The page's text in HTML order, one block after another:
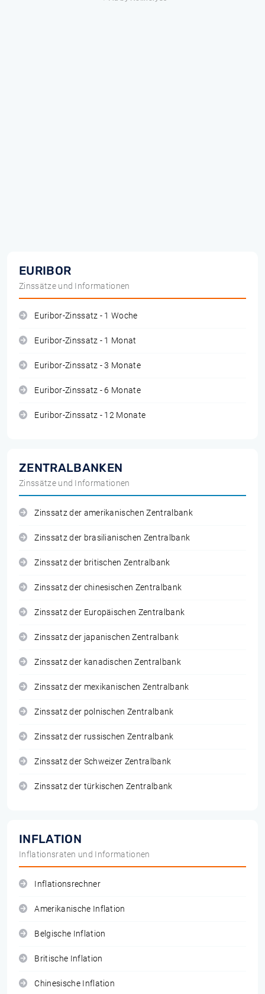
EURIBOR
Zinssätze und Informationen
Euribor-Zinssatz - 1 Woche
Euribor-Zinssatz - 1 Monat
Euribor-Zinssatz - 3 Monate
Euribor-Zinssatz - 6 Monate
Euribor-Zinssatz - 12 Monate
ZENTRALBANKEN
Zinssätze und Informationen
Zinssatz der amerikanischen Zentralbank
Zinssatz der brasilianischen Zentralbank
Zinssatz der britischen Zentralbank
Zinssatz der chinesischen Zentralbank
Zinssatz der Europäischen Zentralbank
Zinssatz der japanischen Zentralbank
Zinssatz der kanadischen Zentralbank
Zinssatz der mexikanischen Zentralbank
Zinssatz der polnischen Zentralbank
Zinssatz der russischen Zentralbank
Zinssatz der Schweizer Zentralbank
Zinssatz der türkischen Zentralbank
INFLATION
Inflationsraten und Informationen
Inflationsrechner
Amerikanische Inflation
Belgische Inflation
Britische Inflation
Chinesische Inflation